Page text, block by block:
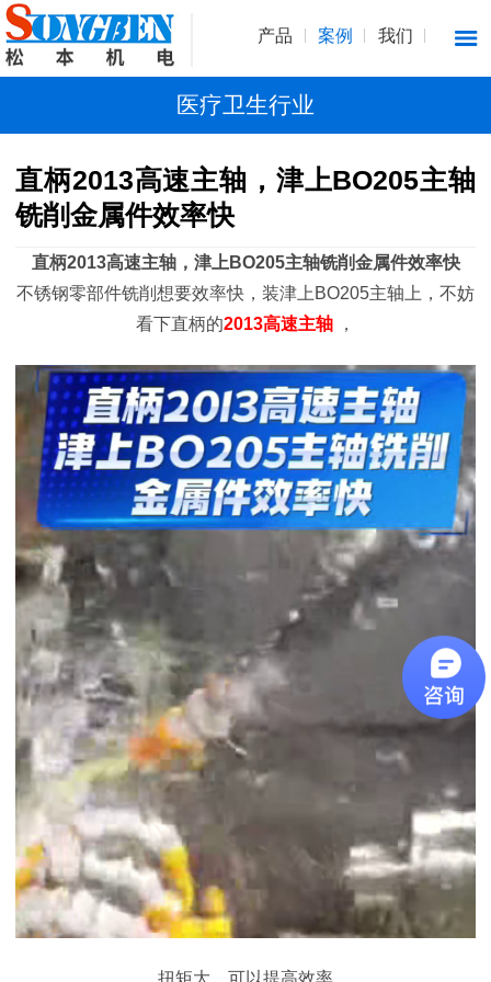
产品 案例 我们
医疗卫生行业
直柄2013高速主轴，津上BO205主轴
铣削金属件效率快
直柄2013高速主轴，津上BO205主轴铣削金属件效率快
不锈钢零部件铣削想要效率快，装津上BO205主轴上，不妨
看下直柄的2013高速主轴 ，